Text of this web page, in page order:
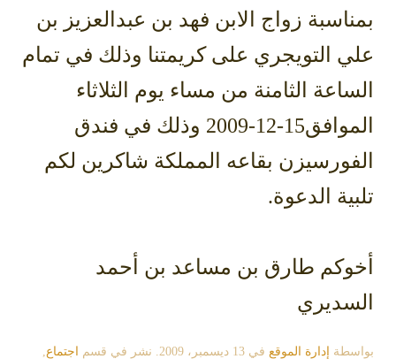
بمناسبة زواج الابن فهد بن عبدالعزيز بن
علي التويجري على كريمتنا وذلك في تمام
الساعة الثامنة من مساء يوم الثلاثاء
الموافق15-12-2009 وذلك في فندق
الفورسيزن بقاعه المملكة شاكرين لكم
تلبية الدعوة.
أخوكم طارق بن مساعد بن أحمد
السديري
بواسطة إدارة الموقع في 13 ديسمبر، 2009 . نشر في قسم اجتماع,